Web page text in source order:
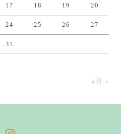
17 18 19 20
24 25 26 27
31
4月 »